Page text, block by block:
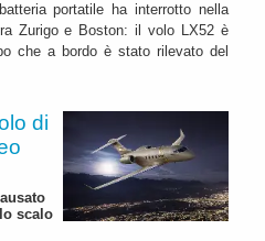
portatile ha interrotto nella
Zurigo e Boston: il volo LX52 è
che a bordo è stato rilevato del
di
scalo